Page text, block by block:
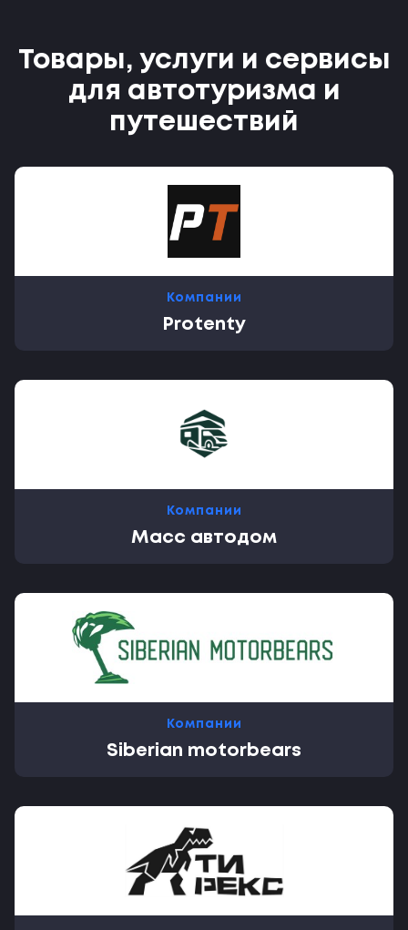
Товары, услуги и сервисы
для автотуризма и
путешествий
Компании
Protenty
Компании
Масс автодом
Компании
Siberian motorbears